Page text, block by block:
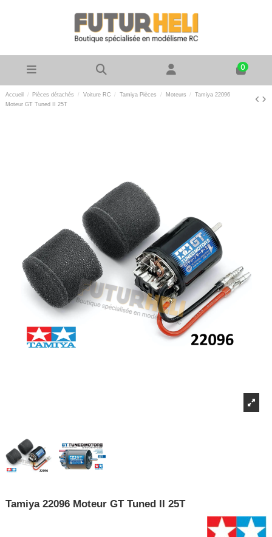
0
Accueil Pièces détachés Voiture RC Tamiya Pièces Moteurs
Tamiya 22096
Moteur GT Tuned II 25T
Tamiya 22096 Moteur GT Tuned II 25T